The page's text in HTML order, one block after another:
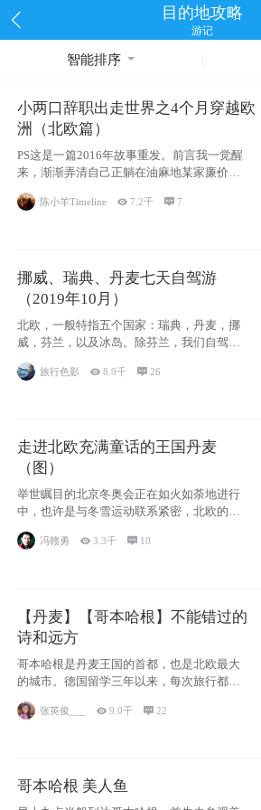
目的地攻略
游记
智能排序
小两口辞职出走世界之4个月穿越欧
洲（北欧篇）
PS这是一篇2016年故事重发。前言我一觉醒
来，渐渐弄清自己正躺在油麻地某家廉价宾
馆
陈小羊Timeline 7.2千 7
挪威、瑞典、丹麦七天自驾游
（2019年10月）
北欧，一般特指五个国家：瑞典，丹麦，挪
威，芬兰，以及冰岛。除芬兰，我们自驾游
旅行色影 8.9千 26
走进北欧充满童话的王国丹麦
（图）
举世瞩目的北京冬奥会正在如火如荼地进行
中，也许是与冬雪运动联系紧密，北欧的一
些国家因
冯赣勇 3.3千  10
【丹麦】【哥本哈根】不能错过的
诗和远方
哥本哈根是丹麦王国的首都，也是北欧最大
的城市。德国留学三年以来，每次旅行都是
张英俊___ 9.0千 22
哥本哈根 美人鱼